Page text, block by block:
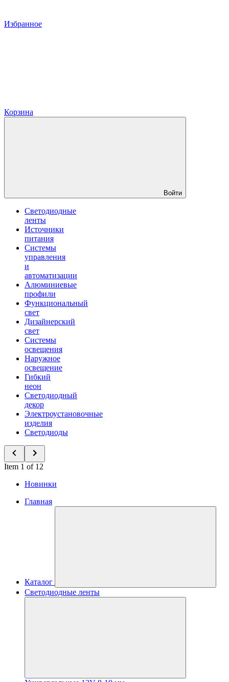
Избранное
Корзина
Войти
Светодиодные
ленты
Источники
питания
Системы
управления
и
автоматизации
Алюминиевые
профили
Функциональный
свет
Дизайнерский
свет
Системы
освещения
Наружное
освещение
Гибкий
неон
Светодиодный
декор
Электроустановочные
изделия
Светодиоды
Item 1 of 12
Новинки
Главная
Каталог
Светодиодные ленты